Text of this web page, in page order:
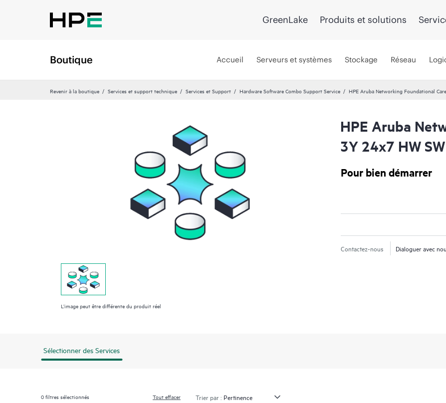
GreenLake Produits et solutions
Boutique Accueil Serveurs et systèmes Stockage Réseau
Revenir à la boutique Services et support technique Services et Support Hardware Software Combo Support Service HPE Aruba Networking Foundational
L’image peut être différente du produit réel
HPE Aruba
3Y 24x7 HW
Pour bien démarrer
Contactez-nous Dialoguer avec
Sélectionner des Services
0filtres sélectionnés Tout effacer Trier par :